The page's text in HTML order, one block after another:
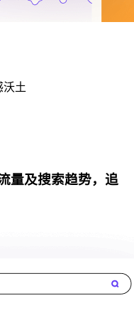
沃土
量及搜索趋势，追